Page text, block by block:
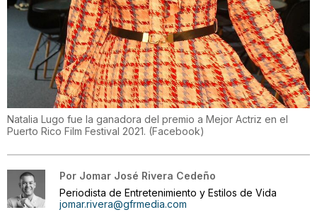
Natalia Lugo fue la ganadora del premio a Mejor Actriz en el
Puerto Rico Film Festival 2021. (Facebook)
Por Jomar José Rivera Cedeño
Periodista de Entretenimiento y Estilos de Vida
jomar.rivera@gfrmedia.com